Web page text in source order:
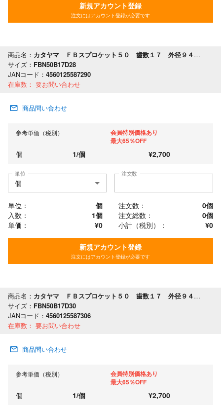
新規アカウント登録
注文にはアカウント登録が必要です
商品名： カタヤマ ＦＢスプロケット５０ 歯数１７ 外径９４ 軸穴径２８
サイズ： FBN50B17D28
JANコード： 4560125587290
在庫数： 要お問い合わせ
商品問い合わせ
参考単価（税別）
会員特別価格あり
最大65％OFF
個 1/個 ¥2,700
単位 注文数
単位：
個
入数：
1個
単価：
¥0
注文数： 0個
注文総数：
0個
小計（税別）：
¥0
新規アカウント登録
注文にはアカウント登録が必要です
商品名： カタヤマ ＦＢスプロケット５０ 歯数１７ 外径９４ 軸穴径３０
サイズ： FBN50B17D30
JANコード： 4560125587306
在庫数： 要お問い合わせ
商品問い合わせ
参考単価（税別）
会員特別価格あり
最大65％OFF
個 1/個 ¥2,700